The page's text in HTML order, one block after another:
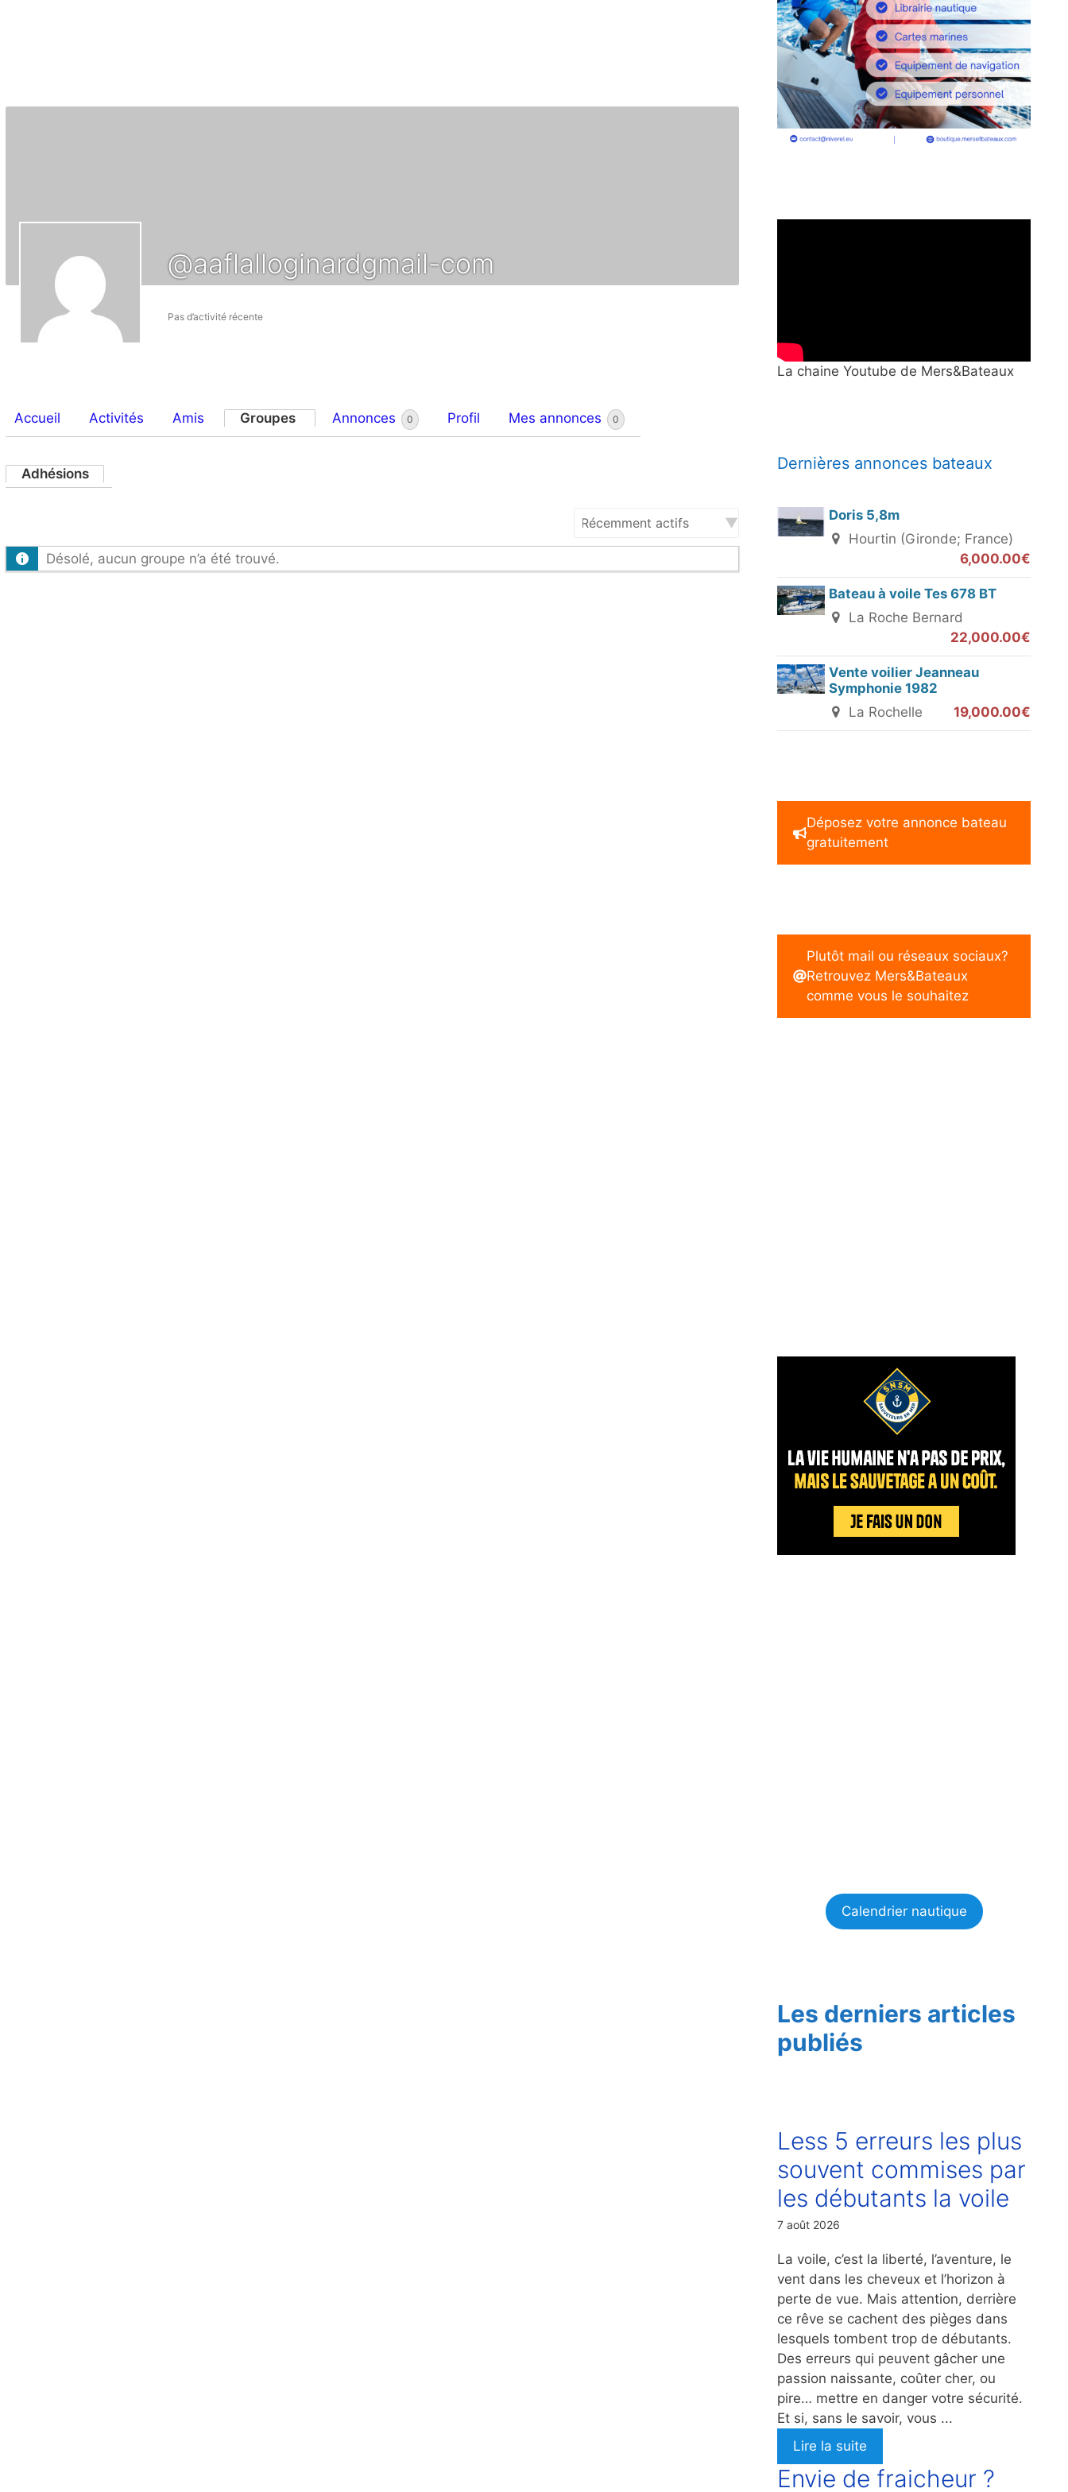
@aaflalloginardgmail-com
Pas d’activité récente
Accueil Activités Amis Groupes Annonces 0 Profil Mes annonces 0
Adhésions
Désolé, aucun groupe n’a été trouvé.
La chaine Youtube de Mers&Bateaux
Dernières annonces bateaux
Doris 5,8m
Hourtin (Gironde; France)
6,000.00€
Bateau à voile Tes 678 BT
La Roche Bernard
22,000.00€
Vente voilier Jeanneau
Symphonie 1982
La Rochelle
19,000.00€
Déposez votre annonce bateau
gratuitement
Plutôt mail ou réseaux sociaux?
Retrouvez Mers&Bateaux
comme vous le souhaitez
Calendrier nautique
Les derniers articles
publiés
Less 5 erreurs les plus
souvent commises par
les débutants la voile
7 août 2026
La voile, c’est la liberté, l’aventure, le
vent dans les cheveux et l’horizon à
perte de vue. Mais attention, derrière
ce rêve se cachent des pièges dans
lesquels tombent trop de débutants.
Des erreurs qui peuvent gâcher une
passion naissante, coûter cher, ou
pire… mettre en danger votre sécurité.
Et si, sans le savoir, vous ...
Lire la suite
Envie de fraicheur ?